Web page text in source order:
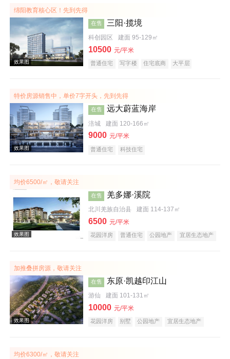
效果图
效果图
绵阳教育核心区！先到先得
效果图
在售 三阳·揽境
科创园区 建面 95-129㎡
10500 元/平米
普通住宅 写字楼 住宅底商 大平层
特价房源销售中，单价7字开头，先到先得
在售 远大蔚蓝海岸
涪城 建面 120-166㎡
9000 元/平米
普通住宅 科技住宅
均价6500/㎡，敬请关注
在售 羌多娜·溪院
北川羌族自治县 建面 114-137㎡
6500 元/平米
花园洋房 普通住宅 公园地产
宜居生态地产
加推叠拼房源，敬请关注
在售 东原·凯越印江山
游仙 建面 101-131㎡
10000 元/平米
花园洋房 别墅 公园地产
宜居生态地产
均价6300/㎡，敬请关注